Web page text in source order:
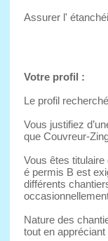
Assurer l'
Votre profil :
Le profil
Vous justifiez
que Couvreur-
Vous êtes titulaire
é permis B est
différents
Nature des
tout en